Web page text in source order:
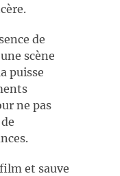
de
scène
puisse
ne pas
et sauve